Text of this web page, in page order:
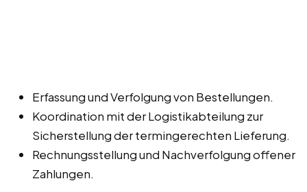
Erfassung und Verfolgung von Bestellungen.
Koordination mit der Logistikabteilung zur
Sicherstellung der termingerechten Lieferung.
Rechnungsstellung und Nachverfolgung offener
Zahlungen.